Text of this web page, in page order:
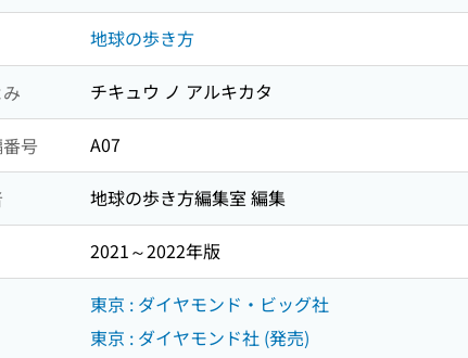
地球の歩き方
チキュウ ノ アルキカタ
号 A07
地球の歩き方編集室 編集
2021～2022年版
東京 : ダイヤモンド・ビッグ社
東京 : ダイヤモンド社 (発売)